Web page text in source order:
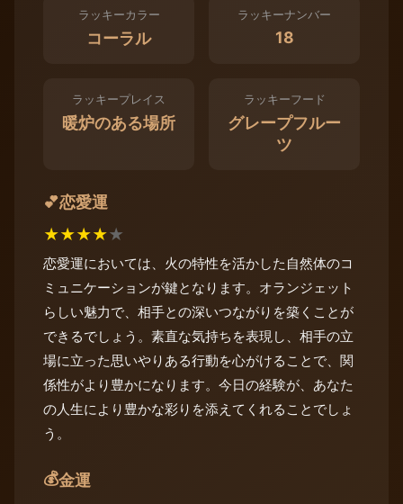
ラッキーカラー
コーラル
ラッキーナンバー
18
ラッキープレイス
暖炉のある場所
ラッキーフード
グレープフルー
ツ
💕恋愛運
★★★★★
恋愛運においては、火の特性を活かした自然体のコ
ミュニケーションが鍵となります。オランジェット
らしい魅力で、相手との深いつながりを築くことが
できるでしょう。素直な気持ちを表現し、相手の立
場に立った思いやりある行動を心がけることで、関
係性がより豊かになります。今日の経験が、あなた
の人生により豊かな彩りを添えてくれることでしょ
う。
💰金運